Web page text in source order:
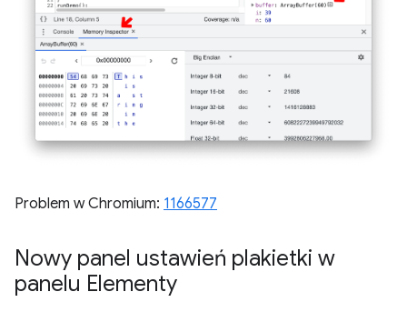
Problem w Chromium: 1166577
Nowy panel ustawień plakietki w
panelu Elementy